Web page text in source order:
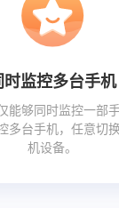
时监控多台手机
能够同时监控一部
多台手机，任意切
机设备。